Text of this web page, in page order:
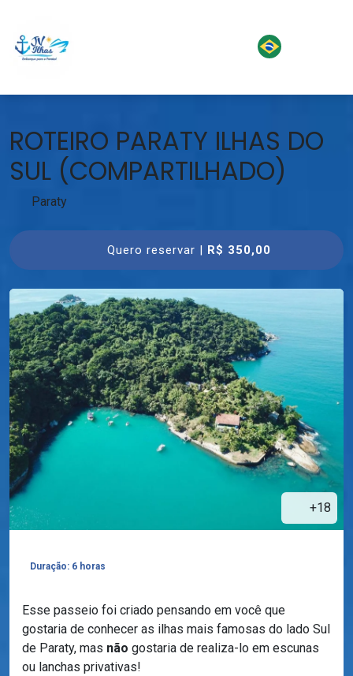
ROTEIRO PARATY ILHAS DO
SUL (COMPARTILHADO)
Paraty
Quero reservar | R$ 350,00
+18
Duração: 6 horas
Esse passeio foi criado pensando em você que
gostaria de conhecer as ilhas mais famosas do lado Sul
de Paraty, mas não gostaria de realiza-lo em escunas
ou lanchas privativas!